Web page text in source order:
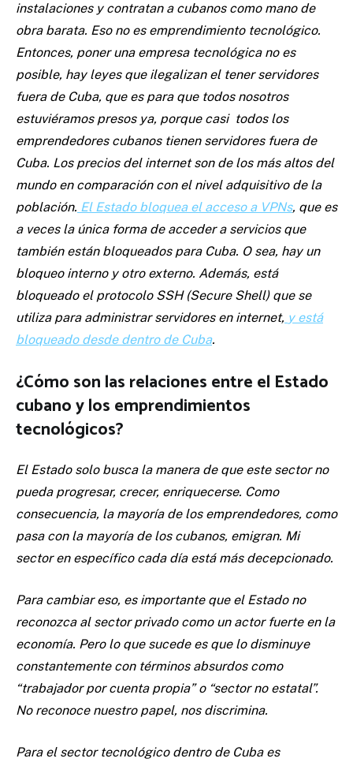
instalaciones y contratan a cubanos como mano de
obra barata. Eso no es emprendimiento tecnológico.
Entonces, poner una empresa tecnológica no es
posible, hay leyes que ilegalizan el tener servidores
fuera de Cuba, que es para que todos nosotros
estuviéramos presos ya, porque casi todos los
emprendedores cubanos tienen servidores fuera de
Cuba. Los precios del internet son de los más altos del
mundo en comparación con el nivel adquisitivo de la
población. El Estado bloquea el acceso a VPNs, que es
a veces la única forma de acceder a servicios que
también están bloqueados para Cuba. O sea, hay un
bloqueo interno y otro externo. Además, está
bloqueado el protocolo SSH (Secure Shell) que se
utiliza para administrar servidores en internet, y está
bloqueado desde dentro de Cuba.
¿Cómo son las relaciones entre el Estado
cubano y los emprendimientos
tecnológicos?
El Estado solo busca la manera de que este sector no
pueda progresar, crecer, enriquecerse. Como
consecuencia, la mayoría de los emprendedores, como
pasa con la mayoría de los cubanos, emigran. Mi
sector en específico cada día está más decepcionado.
Para cambiar eso, es importante que el Estado no
reconozca al sector privado como un actor fuerte en la
economía. Pero lo que sucede es que lo disminuye
constantemente con términos absurdos como
“trabajador por cuenta propia” o “sector no estatal”.
No reconoce nuestro papel, nos discrimina.
Para el sector tecnológico dentro de Cuba es